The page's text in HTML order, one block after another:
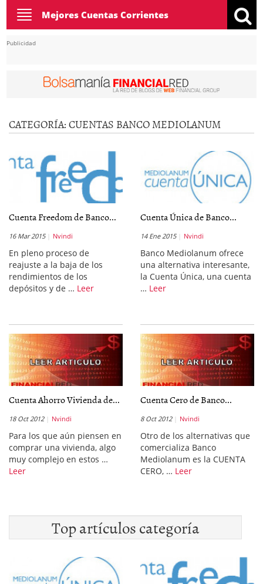
Toggle
navigation
Mejores Cuentas Corrientes
Publicidad
CATEGORÍA:CUENTAS BANCO MEDIOLANUM
Cuenta Freedom de Banco...
16 Mar 2015 Nvindi
En pleno proceso de
reajuste a la baja de los
rendimientos de los
depósitos y de … Leer
Cuenta Única de Banco...
14 Ene 2015 Nvindi
Banco Mediolanum ofrece
una alternativa interesante,
la Cuenta Única, una cuenta
… Leer
Cuenta Ahorro Vivienda de...
18 Oct 2012 Nvindi
Para los que aún piensen en
comprar una vivienda, algo
muy complejo en estos …
Leer
Cuenta Cero de Banco...
8 Oct 2012 Nvindi
Otro de los alternativas que
comercializa Banco
Mediolanum es la CUENTA
CERO, … Leer
Top artículos categoría